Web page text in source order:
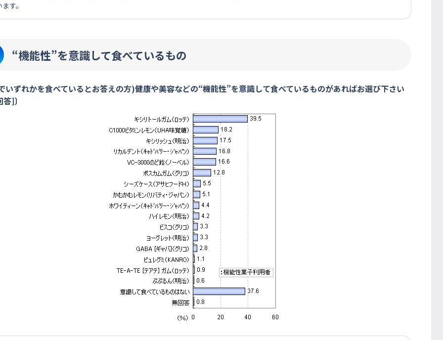
す。
“機能性”を意識して食べているもの
いずれかを食べているとお答えの方)健康や美容などの“機能性”を意識して食べているものがあればお選び下さい
]〕